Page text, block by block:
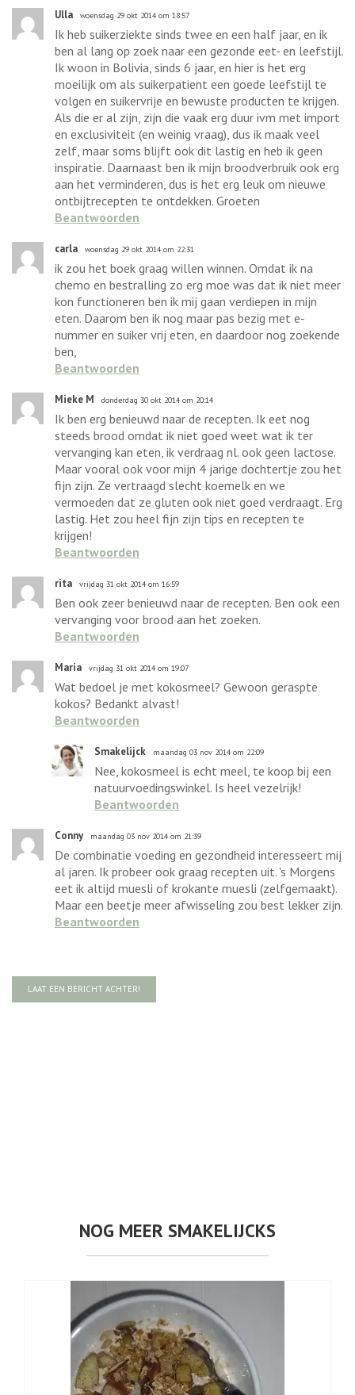
Ulla woensdag 29 okt 2014 om 18:57
Ik heb suikerziekte sinds twee en een half jaar, en ik
ben al lang op zoek naar een gezonde eet- en leefstijl.
Ik woon in Bolivia, sinds 6 jaar, en hier is het erg
moeilijk om als suikerpatient een goede leefstijl te
volgen en suikervrije en bewuste producten te krijgen.
Als die er al zijn, zijn die vaak erg duur ivm met import
en exclusiviteit (en weinig vraag), dus ik maak veel
zelf, maar soms blijft ook dit lastig en heb ik geen
inspiratie. Daarnaast ben ik mijn broodverbruik ook erg
aan het verminderen, dus is het erg leuk om nieuwe
ontbijtrecepten te ontdekken. Groeten
Beantwoorden
carla woensdag 29 okt 2014 om 22:31
ik zou het boek graag willen winnen. Omdat ik na
chemo en bestralling zo erg moe was dat ik niet meer
kon functioneren ben ik mij gaan verdiepen in mijn
eten. Daarom ben ik nog maar pas bezig met e-
nummer en suiker vrij eten, en daardoor nog zoekende
ben,
Beantwoorden
Mieke M donderdag 30 okt 2014 om 20:14
Ik ben erg benieuwd naar de recepten. Ik eet nog
steeds brood omdat ik niet goed weet wat ik ter
vervanging kan eten, ik verdraag nl. ook geen lactose.
Maar vooral ook voor mijn 4 jarige dochtertje zou het
fijn zijn. Ze vertraagd slecht koemelk en we
vermoeden dat ze gluten ook niet goed verdraagt. Erg
lastig. Het zou heel fijn zijn tips en recepten te
krijgen!
Beantwoorden
rita vrijdag 31 okt 2014 om 16:59
Ben ook zeer benieuwd naar de recepten. Ben ook een
vervanging voor brood aan het zoeken.
Beantwoorden
Maria vrijdag 31 okt 2014 om 19:07
Wat bedoel je met kokosmeel? Gewoon geraspte
kokos? Bedankt alvast!
Beantwoorden
Smakelijck maandag 03 nov 2014 om 22:09
Nee, kokosmeel is echt meel, te koop bij een
natuurvoedingswinkel. Is heel vezelrijk!
Beantwoorden
Conny maandag 03 nov 2014 om 21:39
De combinatie voeding en gezondheid interesseert mij
al jaren. Ik probeer ook graag recepten uit. 's Morgens
eet ik altijd muesli of krokante muesli (zelfgemaakt).
Maar een beetje meer afwisseling zou best lekker zijn.
Beantwoorden
LAAT EEN BERICHT ACHTER!
NOG MEER SMAKELIJCKS